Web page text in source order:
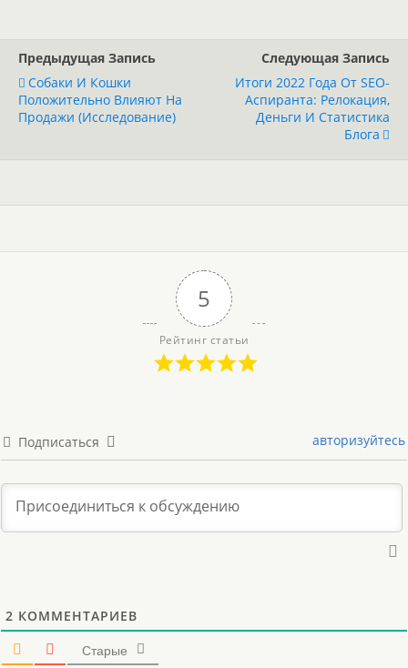
Предыдущая Запись
Собаки И Кошки
Положительно Влияют На
Продажи (исследование)
Следующая Запись
Итоги 2022 Года От SEO-
Аспиранта: Релокация,
Деньги И Статистика
Блога
5
Рейтинг статьи
Подписаться авторизуйтесь
2 КОММЕНТАРИЕВ
Старые